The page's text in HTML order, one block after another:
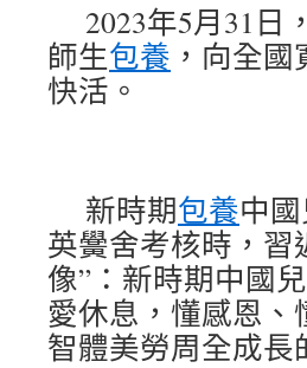
2023年5月31
師生包養 ，向全
快活。
新時期包養中
英黌舍考核時，習
像”：新時期中國
愛休息，懂感恩
智體美勞周全成長